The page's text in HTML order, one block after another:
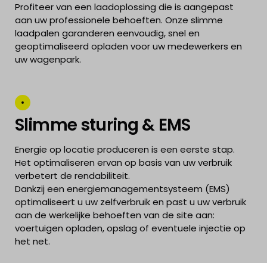
Profiteer van een laadoplossing die is aangepast
aan uw professionele behoeften. Onze slimme
laadpalen garanderen eenvoudig, snel en
geoptimaliseerd opladen voor uw medewerkers en
uw wagenpark.
Slimme sturing & EMS
Energie op locatie produceren is een eerste stap.
Het optimaliseren ervan op basis van uw verbruik
verbetert de rendabiliteit.
Dankzij een energiemanagementsysteem (EMS)
optimaliseert u uw zelfverbruik en past u uw verbruik
aan de werkelijke behoeften van de site aan:
voertuigen opladen, opslag of eventuele injectie op
het net.